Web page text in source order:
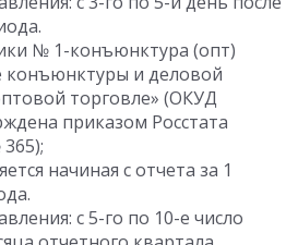
№ 1-конъюнктура (опт)
конъюнктуры и деловой
торговле» (ОКУД
приказом Росстата
начиная с отчета за 1
с 5-го по 10-е число